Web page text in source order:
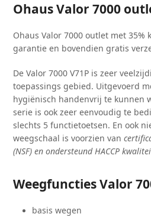
Ohaus Valor 7000
Ohaus Valor 7000 outlet met 35%
garantie en bovendien gratis
De Valor 7000 V71P is zeer
toepassings gebied. Uitgevoerd
hygiënisch handenvrij te kunnen
serie is ook zeer eenvoudig te
slechts 5 functietoetsen. En ook
weegschaal is voorzien van
(NSF) en ondersteund HACCP
Weegfuncties Valor
basis wegen